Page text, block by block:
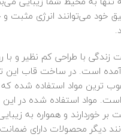
خود می‌توانند انرژی مثبت
است. در ساخت قاب این
ترین مواد استفاده شده
مواد استفاده شده در این
خوردارند و همواره به
دیگر محصولات دارای